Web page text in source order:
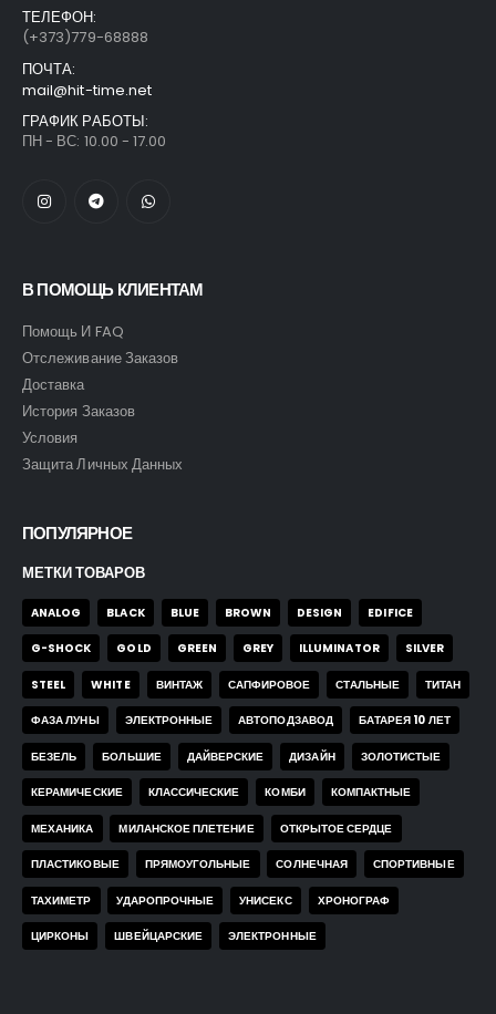
ТЕЛЕФОН:
(+373)779-68888
ПОЧТА:
mail@hit-time.net
ГРАФИК РАБОТЫ:
ПН - ВС: 10.00 - 17.00
В ПОМОЩЬ КЛИЕНТАМ
Помощь И FAQ
Отслеживание Заказов
Доставка
История Заказов
Условия
Защита Личных Данных
ПОПУЛЯРНОЕ
МЕТКИ ТОВАРОВ
ANALOG BLACK BLUE BROWN DESIGN EDIFICE
G-SHOCK GOLD GREEN GREY ILLUMINATOR SILVER
STEEL WHITE ВИНТАЖ САПФИРОВОЕ СТАЛЬНЫЕ ТИТАН
ФАЗА ЛУНЫ ЭЛЕКТРОННЫЕ АВТОПОДЗАВОД БАТАРЕЯ 10 ЛЕТ
БЕЗЕЛЬ БОЛЬШИЕ ДАЙВЕРСКИЕ ДИЗАЙН ЗОЛОТИСТЫЕ
КЕРАМИЧЕСКИЕ КЛАССИЧЕСКИЕ КОМБИ КОМПАКТНЫЕ
МЕХАНИКА МИЛАНСКОЕ ПЛЕТЕНИЕ ОТКРЫТОЕ СЕРДЦЕ
ПЛАСТИКОВЫЕ ПРЯМОУГОЛЬНЫЕ СОЛНЕЧНАЯ СПОРТИВНЫЕ
ТАХИМЕТР УДАРОПРОЧНЫЕ УНИСЕКС ХРОНОГРАФ
ЦИРКОНЫ ШВЕЙЦАРСКИЕ ЭЛЕКТРОННЫЕ